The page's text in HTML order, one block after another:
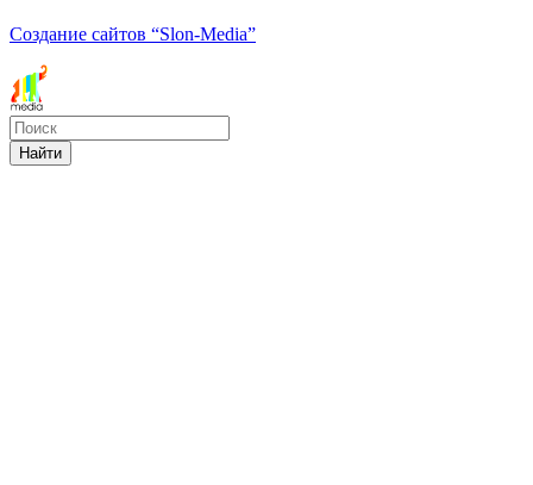
Создание сайтов “Slon-Media”
Найти